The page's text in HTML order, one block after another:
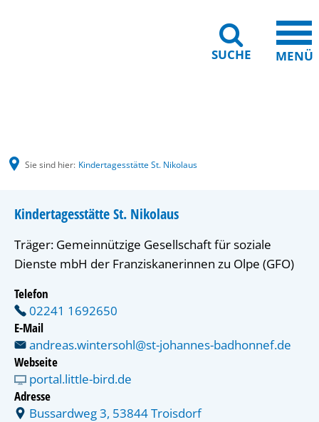
SUCHE MENÜ
Sie sind hier: Kindertagesstätte St. Nikolaus
Kindertagesstätte St. Nikolaus
Träger: Gemeinnützige Gesellschaft für soziale
Dienste mbH der Franziskanerinnen zu Olpe (GFO)
Telefon
02241 1692650
E-Mail
andreas.wintersohl@st-johannes-badhonnef.de
Webseite
portal.little-bird.de
Adresse
Bussardweg 3, 53844 Troisdorf